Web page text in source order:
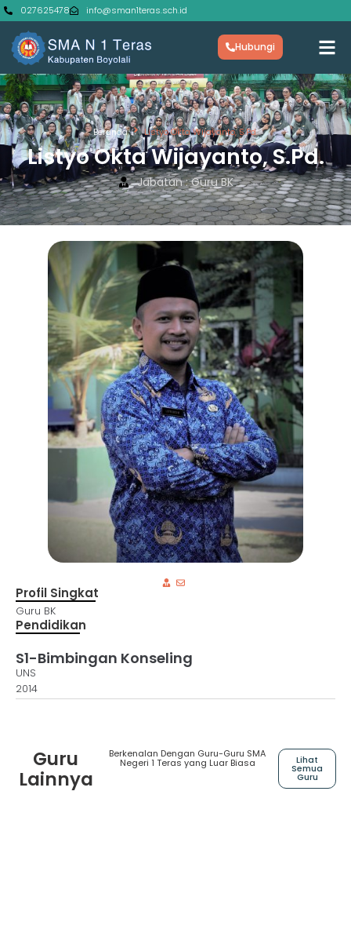
027625478 info@sman1teras.sch.id
Hubungi
Beranda Listyo Okta Wijayanto, S.Pd.
Listyo Okta Wijayanto, S.Pd.
Jabatan : Guru BK
Profil Singkat
Guru BK
Pendidikan
S1-Bimbingan Konseling
UNS
2014
Guru
Lainnya
Berkenalan Dengan Guru-Guru SMA
Negeri 1 Teras yang Luar Biasa Lihat
Semua
Guru